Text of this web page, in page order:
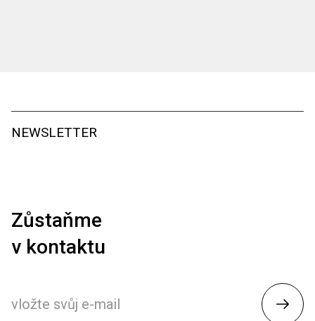
NEWSLETTER
Zůstaňme
v kontaktu